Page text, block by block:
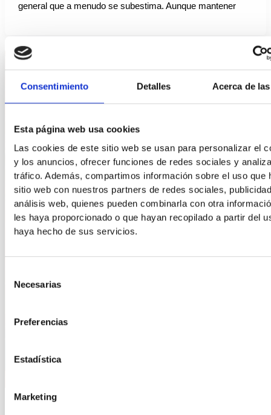
Consentimiento Detalles Acerca de
Esta página web usa cookies
Las cookies de este sitio web se usan para personalizar el
y los anuncios, ofrecer funciones de redes sociales y
tráfico. Además, compartimos información sobre el uso que
sitio web con nuestros partners de redes sociales,
análisis web, quienes pueden combinarla con otra
les haya proporcionado o que hayan recopilado a partir del
haya hecho de sus servicios.
Necesarias
Preferencias
Estadística
Marketing
general que a menudo se subestima. Aunque mantener
Información